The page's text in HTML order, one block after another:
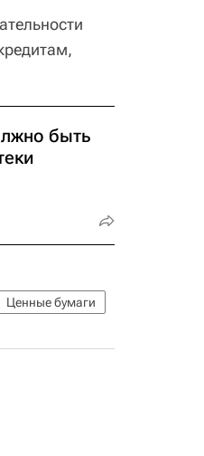
быть
Ценные бумаги